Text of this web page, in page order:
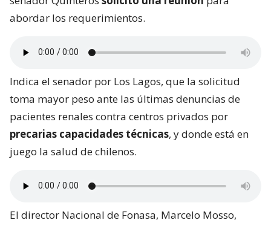
abordar los requerimientos.
Indica el senador por Los Lagos, que la solicitud
toma mayor peso ante las últimas denuncias de
pacientes renales contra centros privados por
precarias capacidades técnicas, y donde está en
juego la salud de chilenos.
El director Nacional de Fonasa, Marcelo Mosso,